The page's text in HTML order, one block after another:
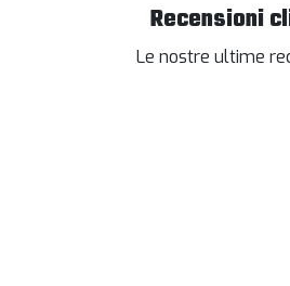
Recensioni
Le nostre ultime